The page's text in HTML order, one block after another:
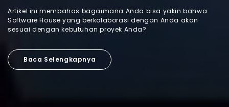
Artikel ini membahas bagaimana Anda bisa yakin bahwa
Software House yang berkolaborasi dengan Anda akan
sesuai dengan kebutuhan proyek Anda?
Baca Selengkapnya